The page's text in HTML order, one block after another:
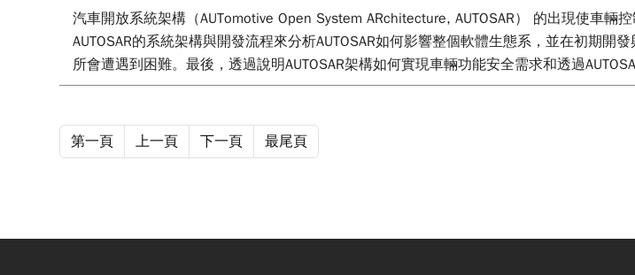
汽車開放系統架構（AUTomotive Open System ARchitecture, AUTOSAR） 的出現使車
AUTOSAR的系統架構與開發流程來分析AUTOSAR如何影響整個軟體生態系，並在初期
所會遭遇到困難。最後，透過說明AUTOSAR架構如何實現車輛功能安全需求和透過
第一頁 上一頁 下一頁 最尾頁